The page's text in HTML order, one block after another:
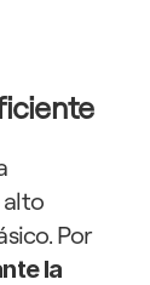
alto
Por
la